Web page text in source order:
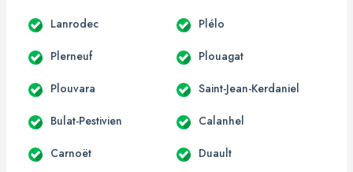
Lanrodec Plélo
Plerneuf Plouagat
Plouvara Saint-Jean-Kerdaniel
Bulat-Pestivien Calanhel
Carnoët Duault